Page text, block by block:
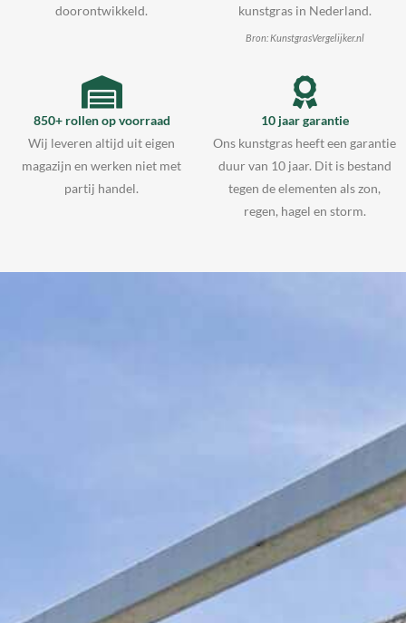
doorontwikkeld.
kunstgras in Nederland.
Bron: KunstgrasVergelijker.nl
850+ rollen op voorraad
Wij leveren altijd uit eigen
magazijn en werken niet met
partij handel.
10 jaar garantie
Ons kunstgras heeft een garantie
duur van 10 jaar. Dit is bestand
tegen de elementen als zon,
regen, hagel en storm.